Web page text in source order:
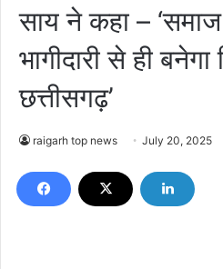
साय ने कहा –
भागीदारी से ही
छत्तीसगढ़’
raigarh top news July 20, 2025